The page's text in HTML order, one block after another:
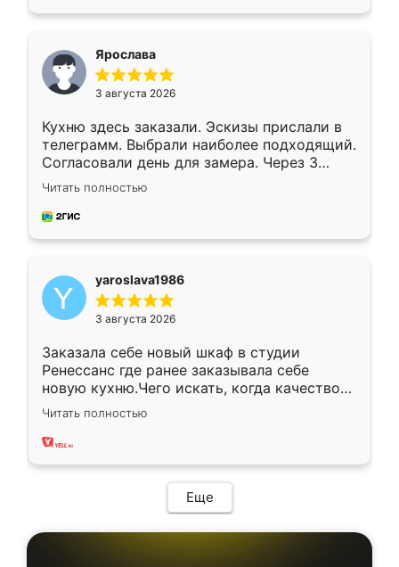
Ярослава
3 августа 2026
Кухню здесь заказали. Эскизы прислали в
телеграмм. Выбрали наиболее подходящий.
Согласовали день для замера. Через 3
недели кухня была уже готова. Остались
довольны работой. Спасибо Ренессанс
мебель за качественную работу!
Читать полностью
yaroslava1986
3 августа 2026
Заказала себе новый шкаф в студии
Ренессанс где ранее заказывала себе
новую кухню.Чего искать, когда качеством
вполне довольна. Служит кухня уже почти
два года, нареканий нет.
Читать полностью
Еще